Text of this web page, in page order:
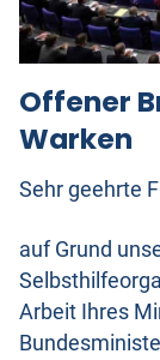
Offener
Warken
Sehr geehrte
auf Grund
Arbeit Ihres